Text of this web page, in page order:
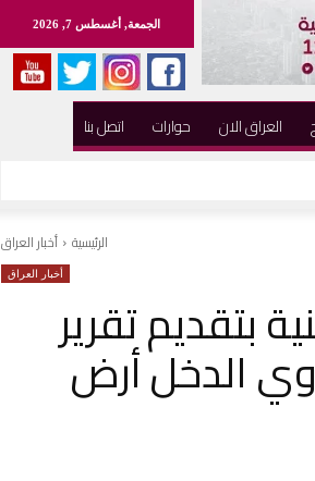
الجمعة, أغسطس 7, 2026
اتصل بنا حوارات العراق الان
الرئيسية أخبار العراق
أخبار العراق
بتقديم تقرير
الدخل أرض